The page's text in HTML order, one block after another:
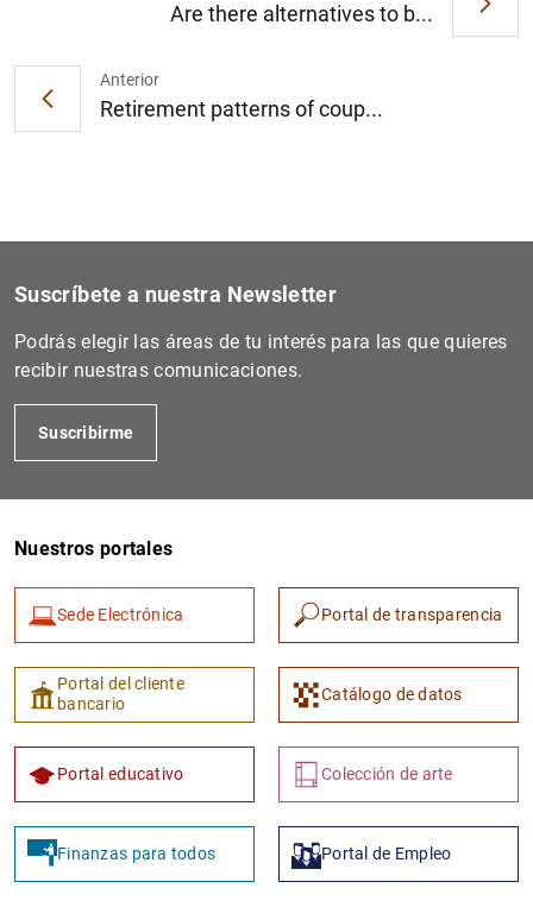
Anterior
Retirement patterns of coup...
Are there alternatives to b...
Suscríbete a nuestra Newsletter
Podrás elegir las áreas de tu interés para las que quieres
recibir nuestras comunicaciones.
Suscribirme
Nuestros portales
Sede Electrónica Portal de transparencia
Portal del cliente
bancario
Catálogo de datos
Portal educativo Colección de arte
Finanzas para todos Portal de Empleo